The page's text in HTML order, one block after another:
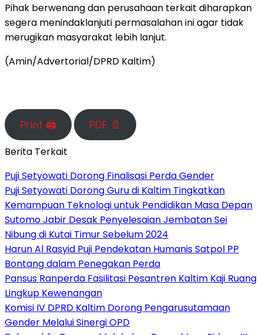
Pihak berwenang dan perusahaan terkait diharapkan
segera menindaklanjuti permasalahan ini agar tidak
merugikan masyarakat lebih lanjut.
(Amin/Advertorial/DPRD Kaltim)
Print 🖨 PDF 📄
Berita Terkait
Puji Setyowati Dorong Finalisasi Perda Gender
Puji Setyowati Dorong Guru di Kaltim Tingkatkan
Kemampuan Teknologi untuk Pendidikan Masa Depan
Sutomo Jabir Desak Penyelesaian Jembatan Sei
Nibung di Kutai Timur Sebelum 2024
Harun Al Rasyid Puji Pendekatan Humanis Satpol PP
Bontang dalam Penegakan Perda
Pansus Ranperda Fasilitasi Pesantren Kaltim Kaji Ruang
Lingkup Kewenangan
Komisi IV DPRD Kaltim Dorong Pengarusutamaan
Gender Melalui Sinergi OPD